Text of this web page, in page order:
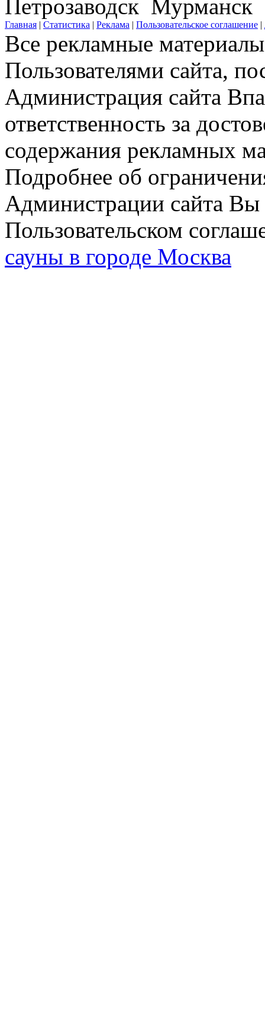
Петрозаводск Мурманск
Главная | Статистика | Реклама | Пользовательское соглашение |
Все рекламные
Пользователями сайта,
Администрация сайта
ответственность за
содержания рекламных
Подробнее об
Администрации сайта Вы
Пользовательском
сауны в городе Москва